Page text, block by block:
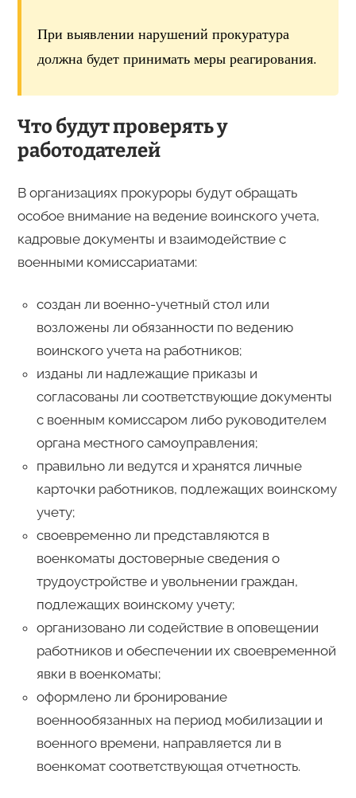
При выявлении нарушений прокуратура
должна будет принимать меры реагирования.
Что будут проверять у
работодателей
В организациях прокуроры будут обращать
особое внимание на ведение воинского учета,
кадровые документы и взаимодействие с
военными комиссариатами:
создан ли военно-учетный стол или
возложены ли обязанности по ведению
воинского учета на работников;
изданы ли надлежащие приказы и
согласованы ли соответствующие документы
с военным комиссаром либо руководителем
органа местного самоуправления;
правильно ли ведутся и хранятся личные
карточки работников, подлежащих воинскому
учету;
своевременно ли представляются в
военкоматы достоверные сведения о
трудоустройстве и увольнении граждан,
подлежащих воинскому учету;
организовано ли содействие в оповещении
работников и обеспечении их своевременной
явки в военкоматы;
оформлено ли бронирование
военнообязанных на период мобилизации и
военного времени, направляется ли в
военкомат соответствующая отчетность.